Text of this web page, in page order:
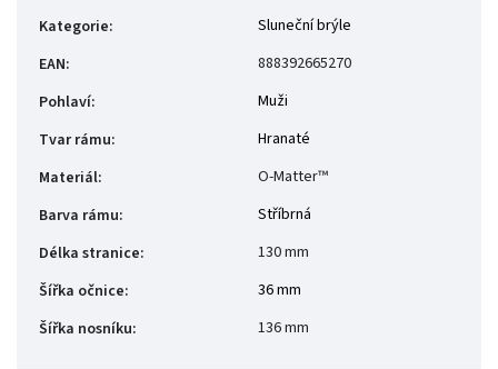
Kategorie:
Sluneční brýle
EAN:
888392665270
Pohlaví:
Muži
Tvar rámu:
Hranaté
Materiál:
O-Matter™
Barva rámu:
Stříbrná
Délka stranice:
130 mm
Šířka očnice:
36 mm
Šířka nosníku: 136 mm